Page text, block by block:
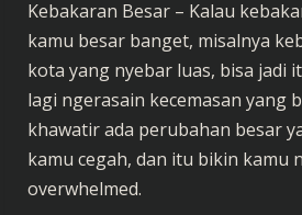
Kebakaran Besar – Kalau
kamu besar banget, misalnya
kota yang nyebar luas, bisa jadi
lagi ngerasain kecemasan yang
khawatir ada perubahan besar
kamu cegah, dan itu bikin kamu
overwhelmed.